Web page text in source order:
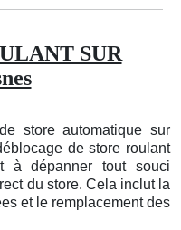
SUR
store automatique sur
de store roulant
dépanner tout souci
du store. Cela inclut la
et le remplacement des